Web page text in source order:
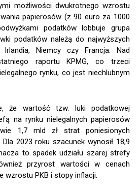
możliwości dwukrotnego wzrostu
papierosów (z 90 euro za 1000
podatków lobbuje grupa
podatków należą do najwyższych
Niemcy czy Francja. Nad
raportu KPMG, co trzeci
rynku, co jest niechlubnym
że wartość tzw. luki podatkowej
na rynku nielegalnych papierosów
1,7 mld zł strat poniesionych
2023 roku szacunek wynosił 18,9
to spadek udziału szarej strefy
przyrost wartości w cenach
wzrostu PKB i stopy inflacji.